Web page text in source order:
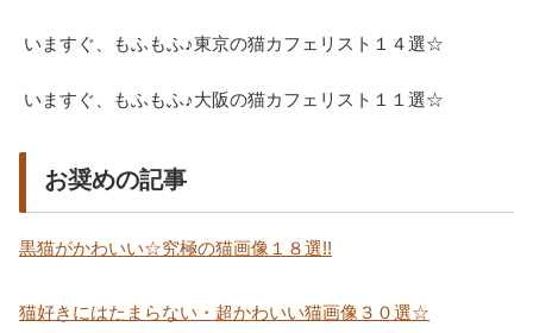
いますぐ、もふもふ♪東京の猫カフェリスト１４選☆
いますぐ、もふもふ♪大阪の猫カフェリスト１１選☆
お奨めの記事
黒猫がかわいい☆究極の猫画像１８選!!
猫好きにはたまらない・超かわいい猫画像３０選☆